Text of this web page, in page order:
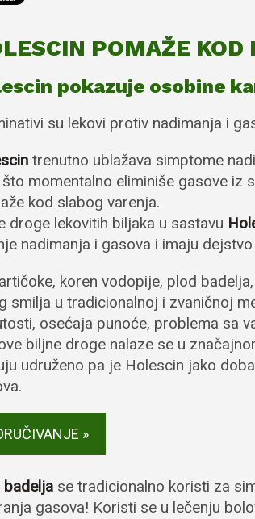
POMAŽE
pokazuje osobine
su lekovi protiv nadimanja i
trenutno ublažava simptome
momentalno eliminiše gasove iz
kod slabog varenja.
droge lekovitih biljaka u sastavu
nadimanja i gasova i imaju
koren vodopije, plod
smilja u tradicionalnoj i zvaničnoj
osećaja punoće, problema sa
biljne droge nalaze se u
udruženo pa je Holescin jako
»
badelja se tradicionalno koristi za
gasova! Koristi se u lečenju